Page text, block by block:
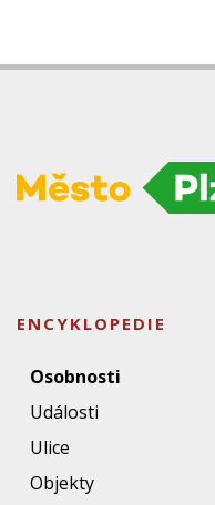
ENCYKLOPEDIE
Osobnosti
Události
Ulice
Objekty